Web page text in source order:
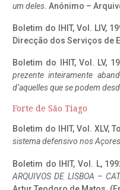
um deles. Anónimo –
Boletim do IHIT, Vol. LIV,
Direcção dos Serviços de
Boletim do IHIT, Vol. LV,
prezente inteiramente
d’aquelles que se podem
Forte de São Tiago
Boletim do IHIT, Vol. XLV,
sistema defensivo nos
Boletim do IHIT, Vol. L,
ARQUIVOS DE LISBOA –